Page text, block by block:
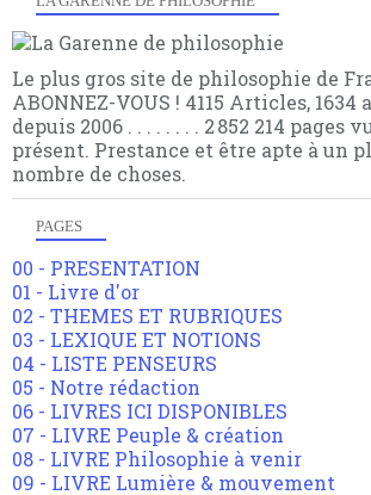
Le plus gros site de philosophie de
ABONNEZ-VOUS ! 4115 Articles, 1634
depuis 2006 . . . . . . . . 2 852 214 pages
présent. Prestance et être apte à un
nombre de choses.
PAGES
00 - PRESENTATION
01 - Livre d'or
02 - THEMES ET RUBRIQUES
03 - LEXIQUE ET NOTIONS
04 - LISTE PENSEURS
05 - Notre rédaction
06 - LIVRES ICI DISPONIBLES
07 - LIVRE Peuple & création
08 - LIVRE Philosophie à venir
09 - LIVRE Lumière & mouvement